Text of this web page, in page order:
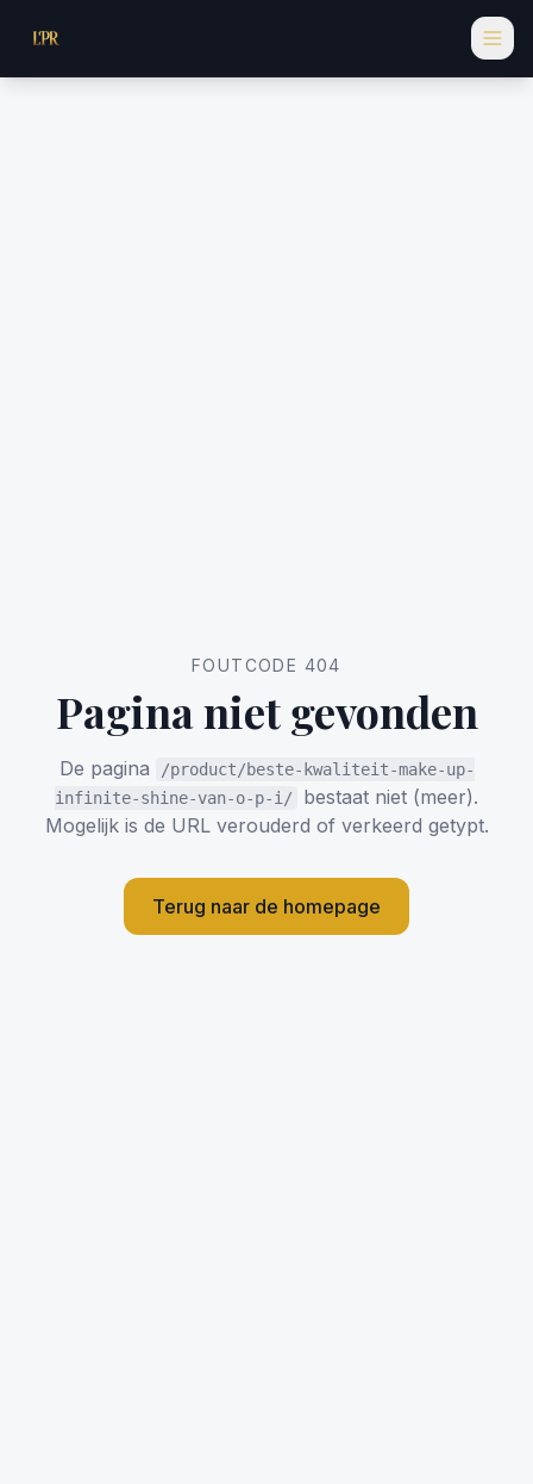
FOUTCODE 404
Pagina niet gevonden
De pagina
/product/beste-kwaliteit-make-up-
infinite-shine-van-o-p-i/
bestaat niet (meer).
Mogelijk is de URL verouderd of verkeerd getypt.
Terug naar de homepage